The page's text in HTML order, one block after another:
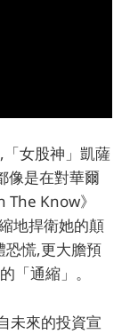
「女股神」凱薩
像是在對華爾
Know》
地捍衛她的顛
恐慌,更大膽預
「通縮」。
未來的投資宣